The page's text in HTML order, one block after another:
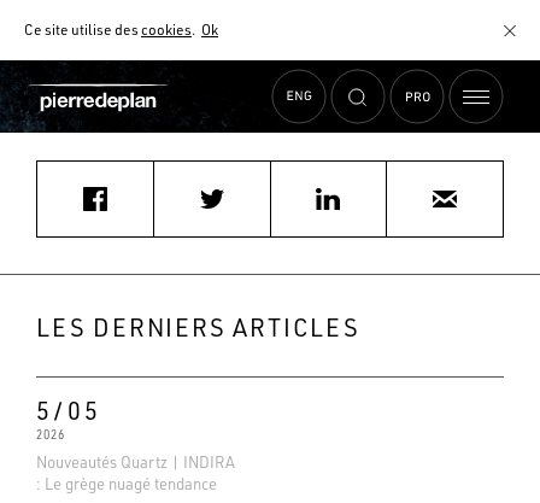
Ce site utilise descookies. Ok
AIDE AU CHOIX
Accueil Actualités nnn@hotmail.com
LES DERNIERS ARTICLES
5/05
2026
Nouveautés Quartz | INDIRA
: Le grège nuagé tendance